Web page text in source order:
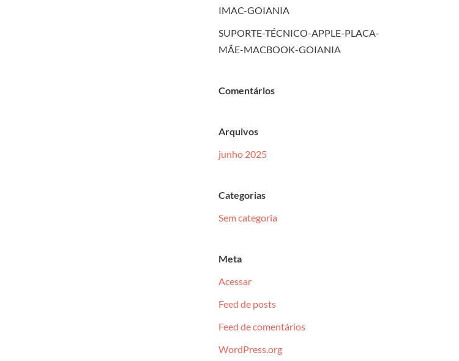
IMAC-GOIANIA
SUPORTE-TÉCNICO-APPLE-PLACA-
MÃE-MACBOOK-GOIANIA
Comentários
Arquivos
junho 2025
Categorias
Sem categoria
Meta
Acessar
Feed de posts
Feed de comentários
WordPress.org